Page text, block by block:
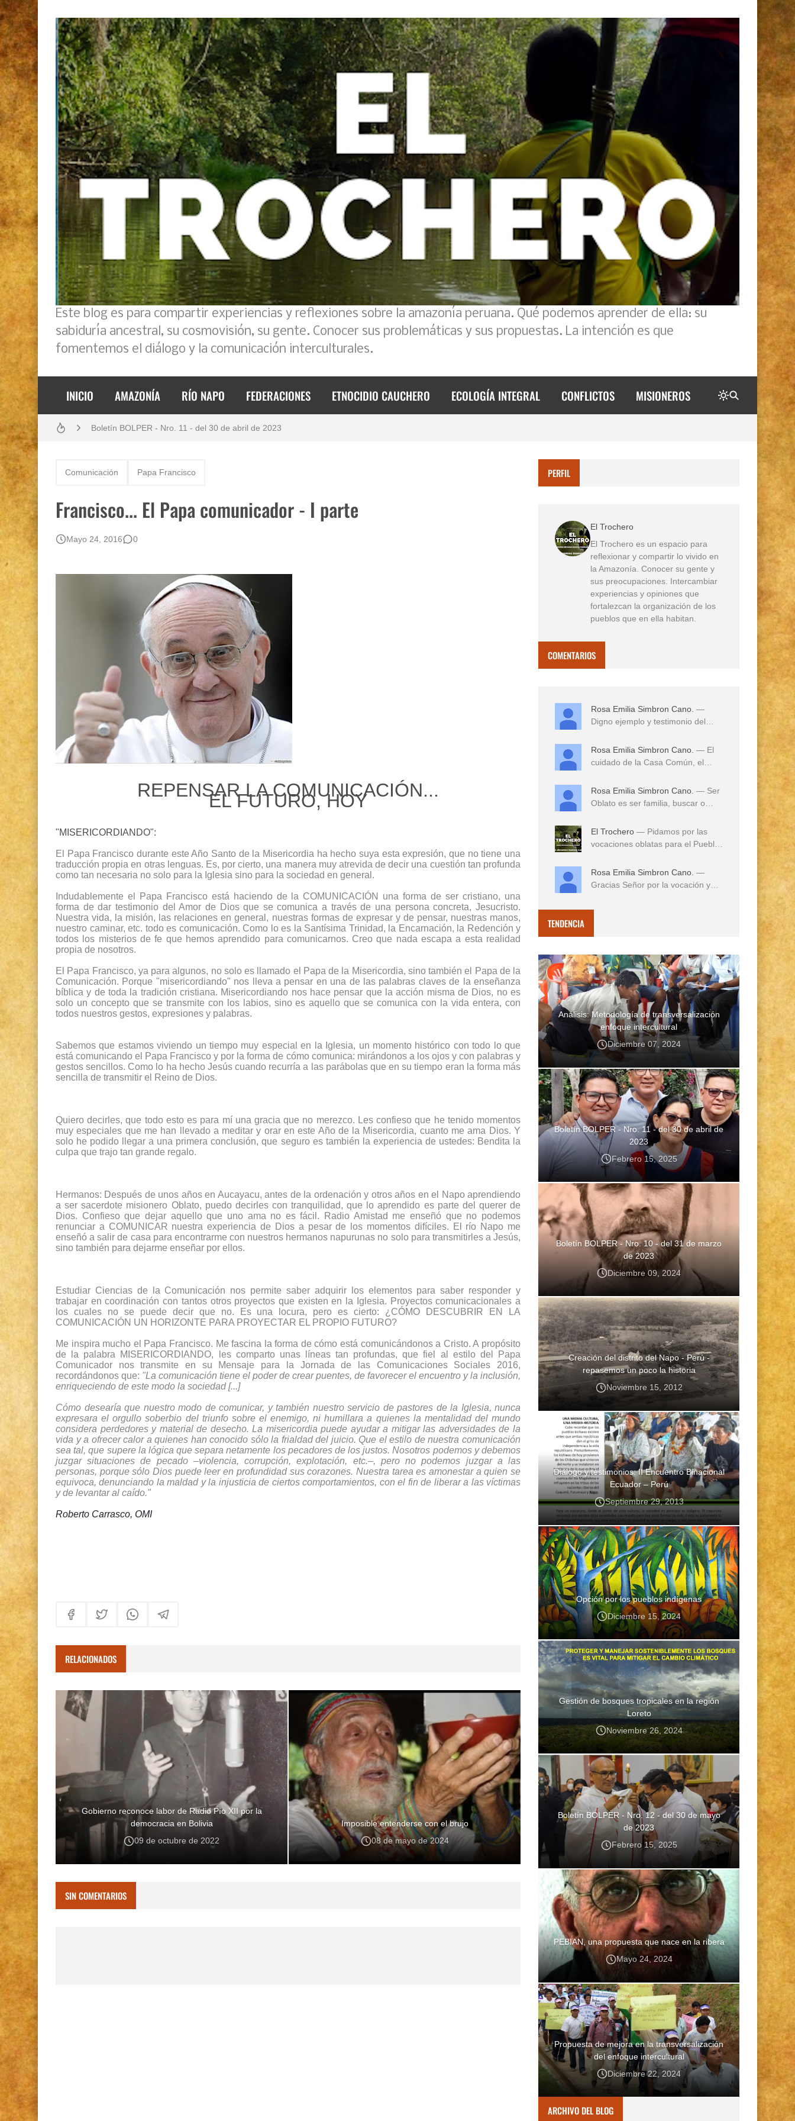
Este blog es para compartir experiencias y reflexiones sobre la amazonía peruana. Qué podemos aprender de ella: su
sabiduría ancestral, su cosmovisión, su gente. Conocer sus problemáticas y sus propuestas. La intención es que
fomentemos el diálogo y la comunicación interculturales.
INICIO AMAZONÍA RÍO NAPO FEDERACIONES ETNOCIDIO CAUCHERO ECOLOGÍA INTEGRAL CONFLICTOS MISIONEROS
Boletín BOLPER - Nro. 11 - del 30 de abril de 2023
Boletín BOLPER - Nro. 10 - del 31 de marzo de 2023
Opción por los pueblos indígenas
Gestión de bosques tropicales en la región Loreto
Comunicación Papa Francisco
Francisco... El Papa comunicador - I parte
Mayo 24, 2016 0
REPENSAR LA COMUNICACIÓN...
EL FUTURO, HOY
"MISERICORDIANDO":
El Papa Francisco durante este Año Santo de la Misericordia ha hecho suya esta expresión, que no tiene una
traducción propia en otras lenguas. Es, por cierto, una manera muy atrevida de decir una cuestión tan profunda
como tan necesaria no solo para la Iglesia sino para la sociedad en general.
Indudablemente el Papa Francisco está haciendo de la COMUNICACIÓN una forma de ser cristiano, una
forma de dar testimonio del Amor de Dios que se comunica a través de una persona concreta, Jesucristo.
Nuestra vida, la misión, las relaciones en general, nuestras formas de expresar y de pensar, nuestras manos,
nuestro caminar, etc. todo es comunicación. Como lo es la Santísima Trinidad, la Encarnación, la Redención y
todos los misterios de fe que hemos aprendido para comunicarnos. Creo que nada escapa a esta realidad
propia de nosotros.
El Papa Francisco, ya para algunos, no solo es llamado el Papa de la Misericordia, sino también el Papa de la
Comunicación. Porque "misericordiando" nos lleva a pensar en una de las palabras claves de la enseñanza
bíblica y de toda la tradición cristiana. Misericordiando nos hace pensar que la acción misma de Dios, no es
solo un concepto que se transmite con los labios, sino es aquello que se comunica con la vida entera, con
todos nuestros gestos, expresiones y palabras.
Sabemos que estamos viviendo un tiempo muy especial en la Iglesia, un momento histórico con todo lo que
está comunicando el Papa Francisco y por la forma de cómo comunica: mirándonos a los ojos y con palabras y
gestos sencillos. Como lo ha hecho Jesús cuando recurría a las parábolas que en su tiempo eran la forma más
sencilla de transmitir el Reino de Dios.
Quiero decirles, que todo esto es para mí una gracia que no merezco. Les confieso que he tenido momentos
muy especiales que me han llevado a meditar y orar en este Año de la Misericordia, cuanto me ama Dios. Y
solo he podido llegar a una primera conclusión, que seguro es también la experiencia de ustedes: Bendita la
culpa que trajo tan grande regalo.
Hermanos: Después de unos años en Aucayacu, antes de la ordenación y otros años en el Napo aprendiendo
a ser sacerdote misionero Oblato, puedo decirles con tranquilidad, que lo aprendido es parte del querer de
Dios. Confieso que dejar aquello que uno ama no es fácil. Radio Amistad me enseñó que no podemos
renunciar a COMUNICAR nuestra experiencia de Dios a pesar de los momentos difíciles. El río Napo me
enseñó a salir de casa para encontrarme con nuestros hermanos napurunas no solo para transmitirles a Jesús,
sino también para dejarme enseñar por ellos.
Estudiar Ciencias de la Comunicación nos permite saber adquirir los elementos para saber responder y
trabajar en coordinación con tantos otros proyectos que existen en la Iglesia. Proyectos comunicacionales a
los cuales no se puede decir que no. Es una locura, pero es cierto: ¿CÓMO DESCUBRIR EN LA
COMUNICACIÓN UN HORIZONTE PARA PROYECTAR EL PROPIO FUTURO?
Me inspira mucho el Papa Francisco. Me fascina la forma de cómo está comunicándonos a Cristo. A propósito
de la palabra MISERICORDIANDO, les comparto unas líneas tan profundas, que fiel al estilo del Papa
Comunicador nos transmite en su Mensaje para la Jornada de las Comunicaciones Sociales 2016,
recordándonos que: "La comunicación tiene el poder de crear puentes, de favorecer el encuentro y la inclusión,
enriqueciendo de este modo la sociedad [...]
Cómo desearía que nuestro modo de comunicar, y también nuestro servicio de pastores de la Iglesia, nunca
expresara el orgullo soberbio del triunfo sobre el enemigo, ni humillara a quienes la mentalidad del mundo
considera perdedores y material de desecho. La misericordia puede ayudar a mitigar las adversidades de la
vida y a ofrecer calor a quienes han conocido sólo la frialdad del juicio. Que el estilo de nuestra comunicación
sea tal, que supere la lógica que separa netamente los pecadores de los justos. Nosotros podemos y debemos
juzgar situaciones de pecado –violencia, corrupción, explotación, etc.–, pero no podemos juzgar a las
personas, porque sólo Dios puede leer en profundidad sus corazones. Nuestra tarea es amonestar a quien se
equivoca, denunciando la maldad y la injusticia de ciertos comportamientos, con el fin de liberar a las víctimas
y de levantar al caído."
Roberto Carrasco, OMI
RELACIONADOS
Gobierno reconoce labor de Radio Pío XII por la
democracia en Bolivia
09 de octubre de 2022
Imposible entenderse con el brujo
08 de mayo de 2024
SIN COMENTARIOS
PERFIL
El Trochero
El Trochero es un espacio para
reflexionar y compartir lo vivido en
la Amazonía. Conocer su gente y
sus preocupaciones. Intercambiar
experiencias y opiniones que
fortalezcan la organización de los
pueblos que en ella habitan.
COMENTARIOS
Rosa Emilia Simbron Cano. —
Digno ejemplo y testimonio del
Rosa Emilia Simbron Cano. — El
cuidado de la Casa Común, el
Rosa Emilia Simbron Cano. — Ser
Oblato es ser familia, buscar o
El Trochero — Pidamos por las
vocaciones oblatas para el Pueblo
Rosa Emilia Simbron Cano. —
Gracias Señor por la vocación y
TENDENCIA
Análisis: Metodología de transversalización
enfoque intercultural
Diciembre 07, 2024
Boletín BOLPER - Nro. 11 - del 30 de abril de
2023
Febrero 15, 2025
Boletín BOLPER - Nro. 10 - del 31 de marzo
de 2023
Diciembre 09, 2024
Creación del distrito del Napo - Perú -
repasemos un poco la historia
Noviembre 15, 2012
Diálogo y testimonios: II Encuentro Binacional
Ecuador – Perú
Septiembre 29, 2013
Opción por los pueblos indígenas
Diciembre 15, 2024
Gestión de bosques tropicales en la región
Loreto
Noviembre 26, 2024
Boletín BOLPER - Nro. 12 - del 30 de mayo
de 2023
Febrero 15, 2025
PEBIAN, una propuesta que nace en la ribera
Mayo 24, 2024
Propuesta de mejora en la transversalización
del enfoque intercultural
Diciembre 22, 2024
ARCHIVO DEL BLOG